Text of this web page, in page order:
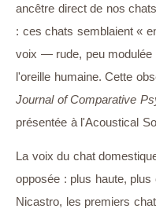
ancêtre direct de nos
: ces chats semblaient «
voix — rude, peu
l'oreille humaine. Cette
Journal of Comparative
présentée à l'Acoustical
La voix du chat
opposée : plus haute,
Nicastro, les premiers